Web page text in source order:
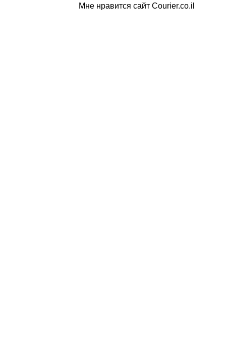
Мне нравится сайт Courier.co.il